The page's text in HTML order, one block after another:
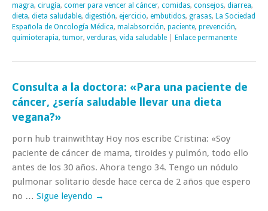
magra, cirugía, comer para vencer al cáncer, comidas, consejos, diarrea,
dieta, dieta saludable, digestión, ejercicio, embutidos, grasas, La Sociedad
Española de Oncología Médica, malabsorción, paciente, prevención,
quimioterapia, tumor, verduras, vida saludable Enlace permanente
Consulta a la doctora: «Para una paciente de
cáncer, ¿sería saludable llevar una dieta
vegana?»
porn hub trainwithtay Hoy nos escribe Cristina: «Soy
paciente de cáncer de mama, tiroides y pulmón, todo ello
antes de los 30 años. Ahora tengo 34. Tengo un nódulo
pulmonar solitario desde hace cerca de 2 años que espero
no … Sigue leyendo →